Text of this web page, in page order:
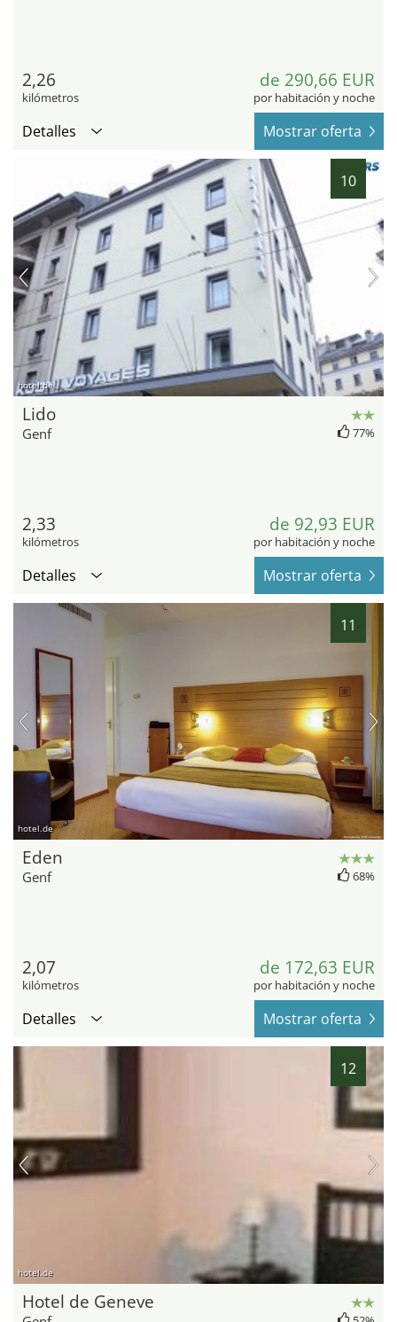
2,26
kilómetros
de 290,66 EUR
por habitación y noche
Detalles Mostrar oferta
10
hotel.de
Lido
Genf 77%
2,33
kilómetros
de 92,93 EUR
por habitación y noche
Detalles Mostrar oferta
11
hotel.de
Eden
Genf 68%
2,07
kilómetros
de 172,63 EUR
por habitación y noche
Detalles Mostrar oferta
12
hotel.de
Hotel de Geneve